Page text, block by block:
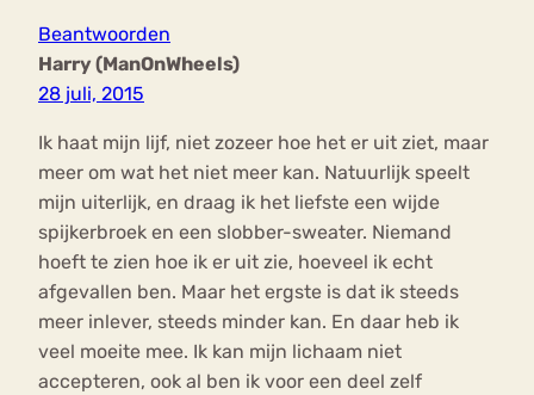
Beantwoorden
Harry (ManOnWheels)
28 juli, 2015
Ik haat mijn lijf, niet zozeer hoe het er uit ziet, maar
meer om wat het niet meer kan. Natuurlijk speelt
mijn uiterlijk, en draag ik het liefste een wijde
spijkerbroek en een slobber-sweater. Niemand
hoeft te zien hoe ik er uit zie, hoeveel ik echt
afgevallen ben. Maar het ergste is dat ik steeds
meer inlever, steeds minder kan. En daar heb ik
veel moeite mee. Ik kan mijn lichaam niet
accepteren, ook al ben ik voor een deel zelf